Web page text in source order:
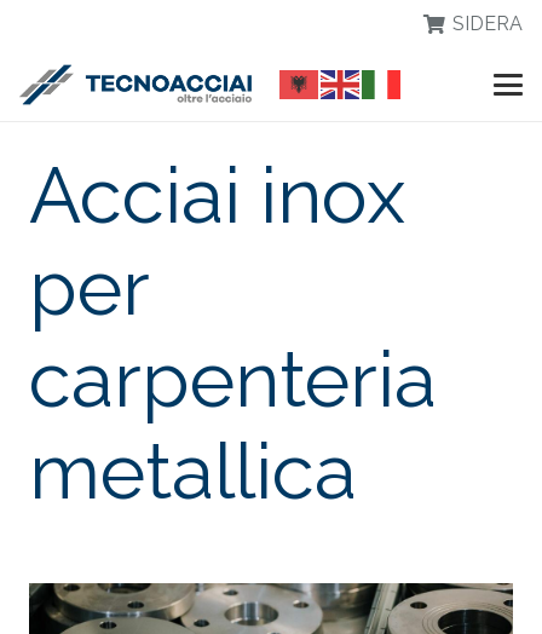
SIDERA
Acciai inox
per
carpenteria
metallica